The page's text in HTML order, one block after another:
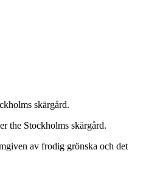
skärgård.
the Stockholms skärgård.
av frodig grönska och det